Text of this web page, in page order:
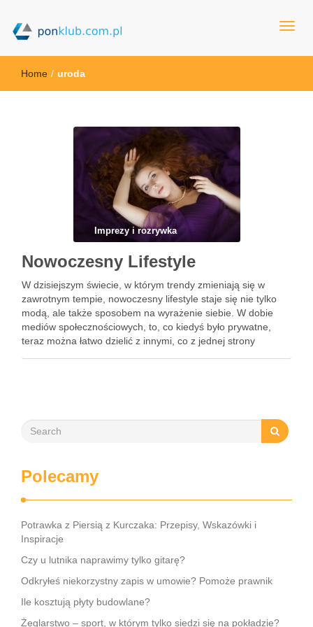
ponklub.com.pl
Home / uroda
Imprezy i rozrywka
Nowoczesny Lifestyle
W dzisiejszym świecie, w którym trendy zmieniają się w
zawrotnym tempie, nowoczesny lifestyle staje się nie tylko
modą, ale także sposobem na wyrażenie siebie. W dobie
mediów społecznościowych, to, co kiedyś było prywatne,
teraz można łatwo dzielić z innymi, co z jednej strony
Polecamy
Potrawka z Piersią z Kurczaka: Przepisy, Wskazówki i
Inspiracje
Czy u lutnika naprawimy tylko gitarę?
Odkryłeś niekorzystny zapis w umowie? Pomoże prawnik
Ile kosztują płyty budowlane?
Żeglarstwo – sport, w którym tylko siedzi się na pokładzie?